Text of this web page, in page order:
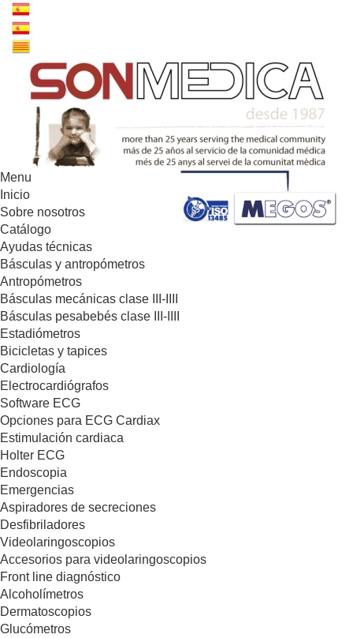
Menu
Inicio
Sobre nosotros
Catálogo
Ayudas técnicas
Básculas y antropómetros
Antropómetros
Básculas mecánicas clase III-IIII
Básculas pesabebés clase III-IIII
Estadiómetros
Bicicletas y tapices
Cardiología
Electrocardiógrafos
Software ECG
Opciones para ECG Cardiax
Estimulación cardiaca
Holter ECG
Endoscopia
Emergencias
Aspiradores de secreciones
Desfibriladores
Videolaringoscopios
Accesorios para videolaringoscopios
Front line diagnóstico
Alcoholímetros
Dermatoscopios
Glucómetros